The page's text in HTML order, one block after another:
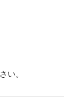
い。